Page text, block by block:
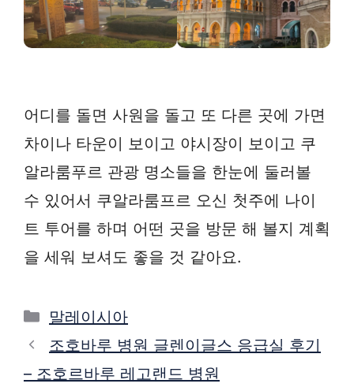
어디를 돌면 사원을 돌고 또 다른 곳에 가면
차이나 타운이 보이고 야시장이 보이고 쿠
알라룸푸르 관광 명소들을 한눈에 둘러볼
수 있어서 쿠알라룸프르 오신 첫주에 나이
트 투어를 하며 어떤 곳을 방문 해 볼지 계획
을 세워 보셔도 좋을 것 같아요.
Categories
말레이시아
조호바루 병원 글렌이글스 응급실 후기
– 조호르바루 레고랜드 병원